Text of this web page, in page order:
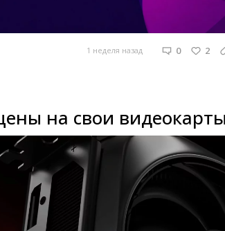
1 неделя назад 0 2
на свои